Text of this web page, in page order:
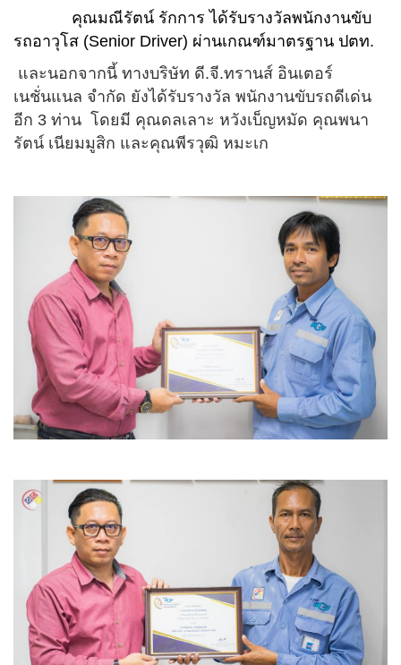
คุณมณีรัตน์ รักการ ได้รับรางวัลพนักงานขับ
รถอาวุโส (Senior Driver) ผ่านเกณฑ์มาตรฐาน ปตท.
และนอกจากนี้ ทางบริษัท ดี.จี.ทรานส์ อินเตอร์
เนชั่นแนล จำกัด ยังได้รับรางวัล พนักงานขับรถดีเด่น
อีก 3 ท่าน โดยมี คุณดลเลาะ หวังเบ็ญหมัด คุณพนา
รัตน์ เนียมมูสิก และคุณพีรวุฒิ หมะเก